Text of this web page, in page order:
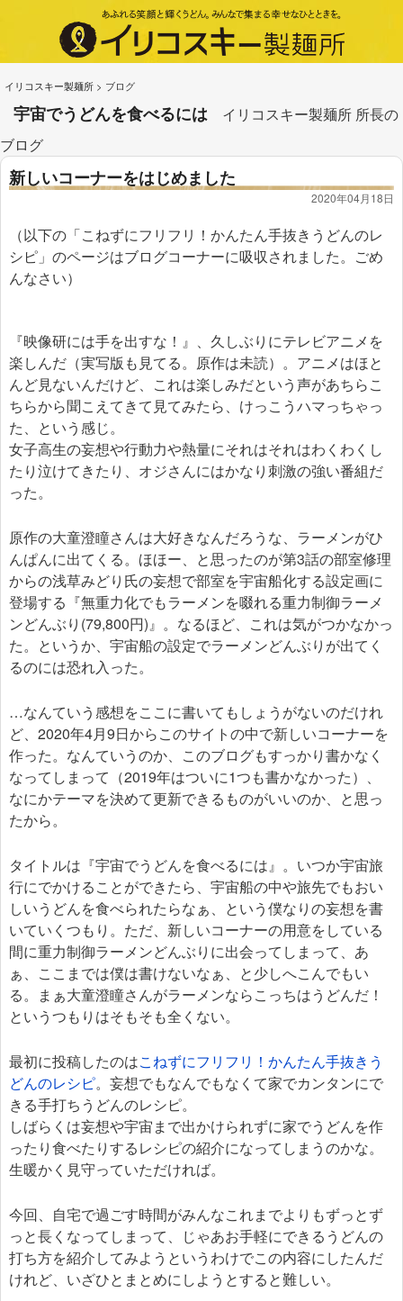
イリコスキー製麺所 > ブログ
宇宙でうどんを食べるには
イリコスキー製麺所 所長の
ブログ
新しいコーナーをはじめました
2020年04月18日
（以下の「こねずにフリフリ！かんたん手抜きうどんのレ
シピ」のページはブログコーナーに吸収されました。ごめ
んなさい）
『映像研には手を出すな！』、久しぶりにテレビアニメを
楽しんだ（実写版も見てる。原作は未読）。アニメはほと
んど見ないんだけど、これは楽しみだという声があちらこ
ちらから聞こえてきて見てみたら、けっこうハマっちゃっ
た、という感じ。
女子高生の妄想や行動力や熱量にそれはそれはわくわくし
たり泣けてきたり、オジさんにはかなり刺激の強い番組だ
った。
原作の大童澄瞳さんは大好きなんだろうな、ラーメンがひ
んぱんに出てくる。ほほー、と思ったのが第3話の部室修理
からの浅草みどり氏の妄想で部室を宇宙船化する設定画に
登場する『無重力化でもラーメンを啜れる重力制御ラーメ
ンどんぶり(79,800円)』。なるほど、これは気がつかなかっ
た。というか、宇宙船の設定でラーメンどんぶりが出てく
るのには恐れ入った。
…なんていう感想をここに書いてもしょうがないのだけれ
ど、2020年4月9日からこのサイトの中で新しいコーナーを
作った。なんていうのか、このブログもすっかり書かなく
なってしまって（2019年はついに1つも書かなかった）、
なにかテーマを決めて更新できるものがいいのか、と思っ
たから。
タイトルは『宇宙でうどんを食べるには』。いつか宇宙旅
行にでかけることができたら、宇宙船の中や旅先でもおい
しいうどんを食べられたらなぁ、という僕なりの妄想を書
いていくつもり。ただ、新しいコーナーの用意をしている
間に重力制御ラーメンどんぶりに出会ってしまって、あ
ぁ、ここまでは僕は書けないなぁ、と少しへこんでもい
る。まぁ大童澄瞳さんがラーメンならこっちはうどんだ！
というつもりはそもそも全くない。
最初に投稿したのはこねずにフリフリ！かんたん手抜きう
どんのレシピ。妄想でもなんでもなくて家でカンタンにで
きる手打ちうどんのレシピ。
しばらくは妄想や宇宙まで出かけられずに家でうどんを作
ったり食べたりするレシピの紹介になってしまうのかな。
生暖かく見守っていただければ。
今回、自宅で過ごす時間がみんなこれまでよりもずっとず
っと長くなってしまって、じゃあお手軽にできるうどんの
打ち方を紹介してみようというわけでこの内容にしたんだ
けれど、いざひとまとめにしようとすると難しい。